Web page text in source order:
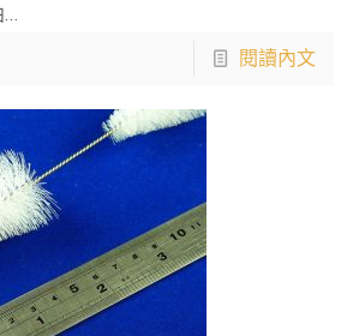
…
閱讀內文